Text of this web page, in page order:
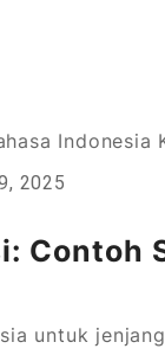
2025
Contoh
untuk